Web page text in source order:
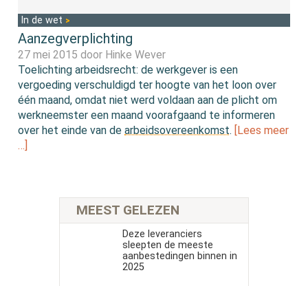
In de wet
Aanzegverplichting
27 mei 2015 door Hinke Wever
Toelichting arbeidsrecht: de werkgever is een
vergoeding verschuldigd ter hoogte van het loon over
één maand, omdat niet werd voldaan aan de plicht om
werkneemster een maand voorafgaand te informeren
over het einde van dearbeidsovereenkomst.
[Lees meer
…]
MEEST GELEZEN
Deze leveranciers
sleepten de meeste
aanbestedingen binnen in
2025